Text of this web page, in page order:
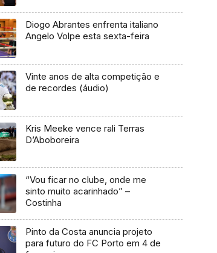
Diogo Abrantes enfrenta italiano
Angelo Volpe esta sexta-feira
Vinte anos de alta competição e
de recordes (áudio)
Kris Meeke vence rali Terras
D’Aboboreira
“Vou ficar no clube, onde me
sinto muito acarinhado” –
Costinha
Pinto da Costa anuncia projeto
para futuro do FC Porto em 4 de